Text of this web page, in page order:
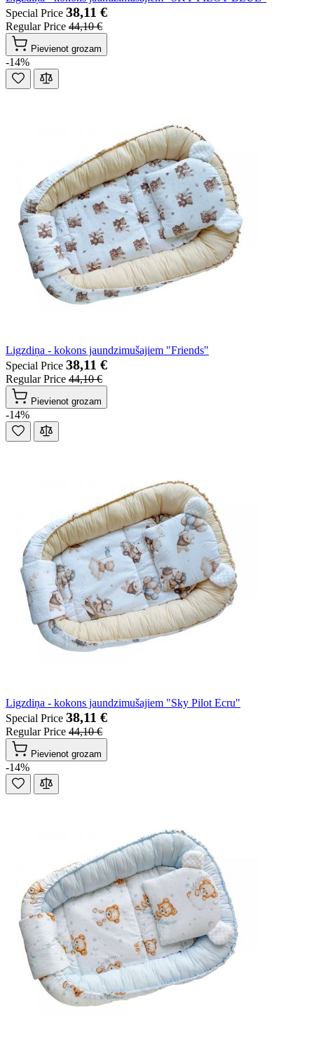
Special Price 38,11 €
Regular Price 44,10 €
Pievienot grozam
-14%
Ligzdiņa - kokons jaundzimušajiem "Friends"
Special Price 38,11 €
Regular Price 44,10 €
Pievienot grozam
-14%
Ligzdiņa - kokons jaundzimušajiem "Sky Pilot Ecru"
Special Price 38,11 €
Regular Price 44,10 €
Pievienot grozam
-14%